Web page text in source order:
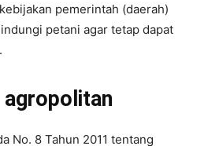
pemerintah (daerah)
petani agar tetap dapat
agropolitan
No. 8 Tahun 2011 tentang